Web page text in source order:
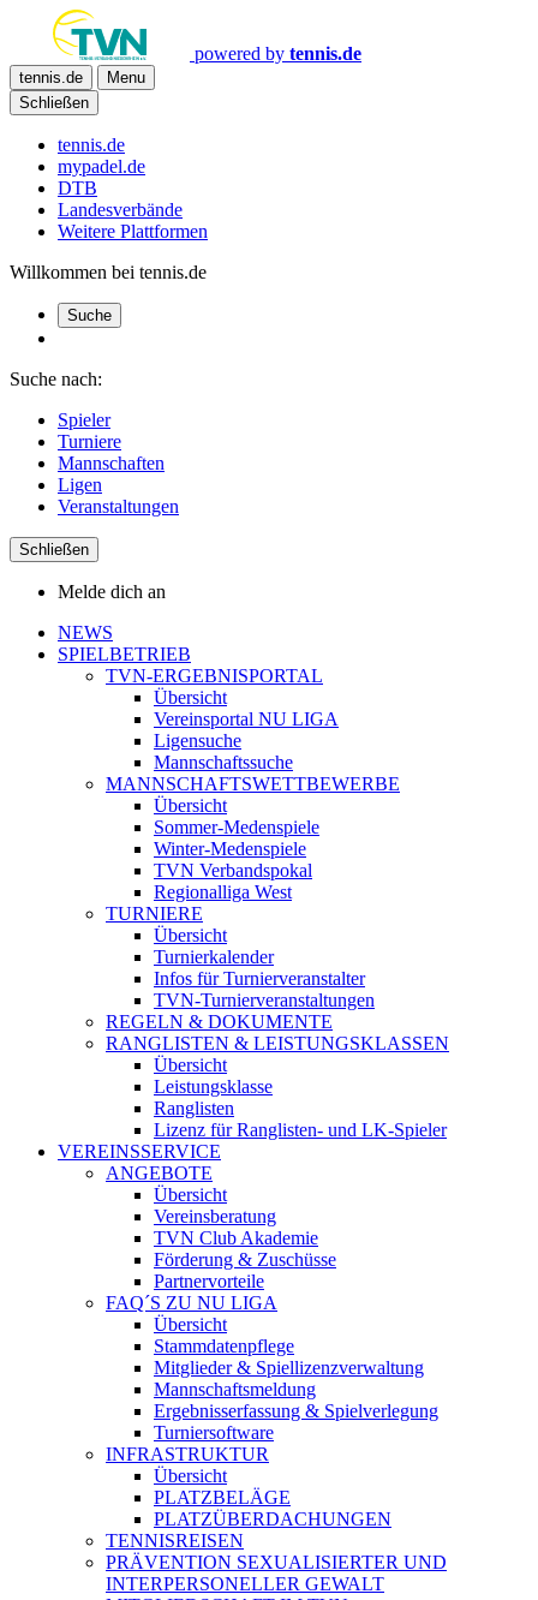
powered by tennis.de
tennis.de
Menu
Schließen
tennis.de
mypadel.de
DTB
Landesverbände
Weitere Plattformen
Willkommen bei tennis.de
Suche
Suche nach:
Spieler
Turniere
Mannschaften
Ligen
Veranstaltungen
Schließen
Melde dich an
NEWS
SPIELBETRIEB
TVN-ERGEBNISPORTAL
Übersicht
Vereinsportal NU LIGA
Ligensuche
Mannschaftssuche
MANNSCHAFTSWETTBEWERBE
Übersicht
Sommer-Medenspiele
Winter-Medenspiele
TVN Verbandspokal
Regionalliga West
TURNIERE
Übersicht
Turnierkalender
Infos für Turnierveranstalter
TVN-Turnierveranstaltungen
REGELN & DOKUMENTE
RANGLISTEN & LEISTUNGSKLASSEN
Übersicht
Leistungsklasse
Ranglisten
Lizenz für Ranglisten- und LK-Spieler
VEREINSSERVICE
ANGEBOTE
Übersicht
Vereinsberatung
TVN Club Akademie
Förderung & Zuschüsse
Partnervorteile
FAQ´S ZU NU LIGA
Übersicht
Stammdatenpflege
Mitglieder & Spiellizenzverwaltung
Mannschaftsmeldung
Ergebnisserfassung & Spielverlegung
Turniersoftware
INFRASTRUKTUR
Übersicht
PLATZBELÄGE
PLATZÜBERDACHUNGEN
TENNISREISEN
PRÄVENTION SEXUALISIERTER UND
INTERPERSONELLER GEWALT